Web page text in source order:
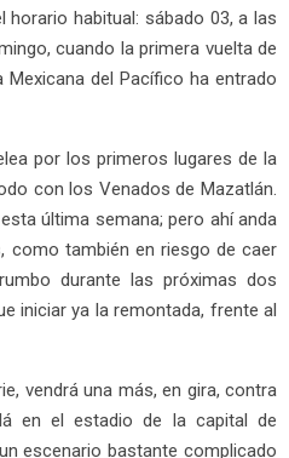
horario habitual: sábado 03, a las
cuando la primera vuelta de
del Pacífico ha entrado
por los primeros lugares de la
con los Venados de Mazatlán.
última semana; pero ahí anda
como también en riesgo de caer
durante las próximas dos
iniciar ya la remontada, frente al
vendrá una más, en gira, contra
en el estadio de la capital de
escenario bastante complicado